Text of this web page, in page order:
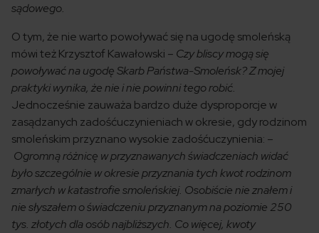
sądowego.
O tym, że nie warto powoływać się na ugodę smoleńską
mówi też Krzysztof Kawałowski – Czy bliscy mogą się
powoływać na ugodę Skarb Państwa-Smoleńsk? Z mojej
praktyki wynika, że nie i nie powinni tego robić.
Jednocześnie zauważa bardzo duże dysproporcje w
zasądzanych zadośćuczynieniach w okresie, gdy rodzinom
smoleńskim przyznano wysokie zadośćuczynienia: –
Ogromną różnicę w przyznawanych świadczeniach widać
było szczególnie w okresie przyznania tych kwot rodzinom
zmarłych w katastrofie smoleńskiej. Osobiście nie znałem i
nie słyszałem o świadczeniu przyznanym na poziomie 250
tys. złotych dla osób najbliższych. Co więcej, kwoty